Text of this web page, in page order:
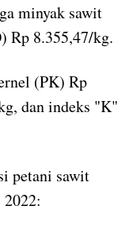
minyak sawit
Rp 8.355,47/kg.
(PK) Rp
dan indeks "K"
petani sawit